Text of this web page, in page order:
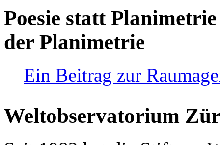
Poesie statt
der Planimetrie
Ein Beitrag zur
Weltobservatorium